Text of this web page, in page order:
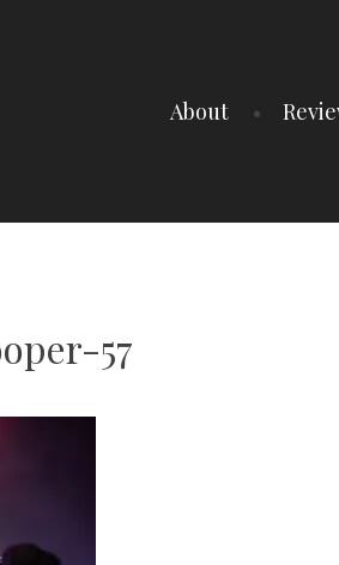
About
57